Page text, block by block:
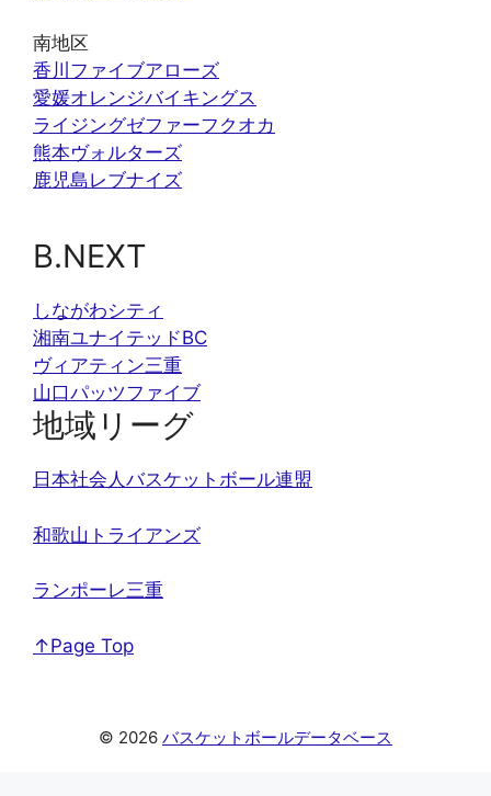
南地区
香川ファイブアローズ
愛媛オレンジバイキングス
ライジングゼファーフクオカ
熊本ヴォルターズ
鹿児島レブナイズ
B.NEXT
しながわシティ
湘南ユナイテッドBC
ヴィアティン三重
山口パッツファイブ
地域リーグ
日本社会人バスケットボール連盟
和歌山トライアンズ
ランポーレ三重
↑Page Top
© 2026 バスケットボールデータベース